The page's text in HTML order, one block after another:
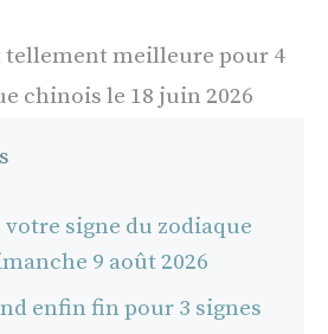
tellement meilleure pour 4
chinois le 18 juin 2026
signe du zodiaque
9 août 2026
enfin fin pour 3 signes